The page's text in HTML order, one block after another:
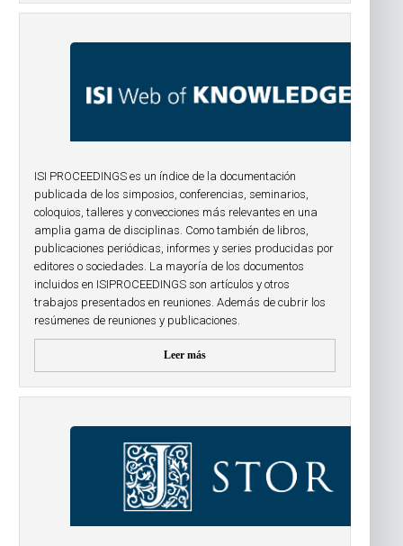
ISI PROCEEDINGS es un índice de la documentación
publicada de los simposios, conferencias, seminarios,
coloquios, talleres y convecciones más relevantes en una
amplia gama de disciplinas. Como también de libros,
publicaciones periódicas, informes y series producidas por
editores o sociedades. La mayoría de los documentos
incluidos en ISIPROCEEDINGS son artículos y otros
trabajos presentados en reuniones. Además de cubrir los
resúmenes de reuniones y publicaciones.
Leer más